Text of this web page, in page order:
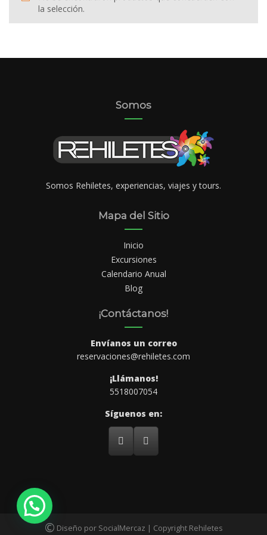
la selección.
Somos
Somos Rehiletes, experiencias, viajes y tours.
Mapa del Sitio
Inicio
Excursiones
Calendario Anual
Blog
¡Contáctanos!
Envíanos un correo
reservaciones@rehiletes.com
¡Llámanos!
5518007054
Síguenos en:
© Diseño por SocialMercaz | Copyright Rehiletes